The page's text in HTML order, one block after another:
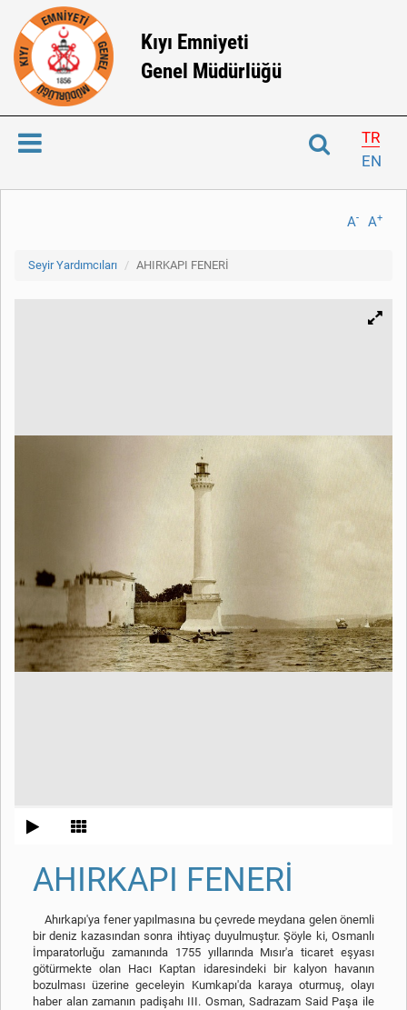
Kıyı Emniyeti
Genel Müdürlüğü
TR
EN
A+
A-
Seyir Yardımcıları AHIRKAPI FENERİ
AHIRKAPI FENERİ
Ahırkapı'ya fener yapılmasına bu çevrede meydana gelen önemli
bir deniz kazasından sonra ihtiyaç duyulmuştur. Şöyle ki, Osmanlı
İmparatorluğu zamanında 1755 yıllarında Mısır'a ticaret eşyası
götürmekte olan Hacı Kaptan idaresindeki bir kalyon havanın
bozulması üzerine geceleyin Kumkapı'da karaya oturmuş, olayı
haber alan zamanın padişahı III. Osman, Sadrazam Said Paşa ile